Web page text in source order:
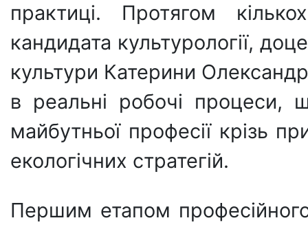
практиці. Протягом
кандидата культурології,
культури Катерини
в реальні робочі процеси,
майбутньої професії крізь
екологічних стратегій.
Першим етапом